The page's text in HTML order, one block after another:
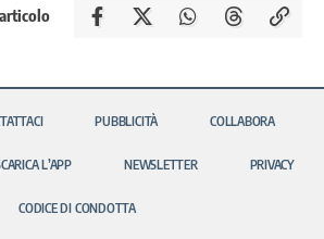
PUBBLICITÀ COLLABORA
L’APP NEWSLETTER PRIVACY
CODICE DI CONDOTTA